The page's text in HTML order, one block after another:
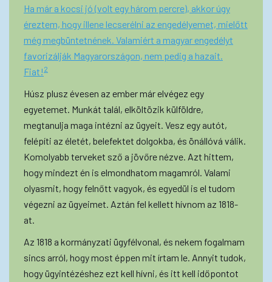
Ha már a kocsi jó (volt egy három percre), akkor úgy
éreztem, hogy illene lecserélni az engedélyemet, mielőtt
még megbüntetnének. Valamiért a magyar engedélyt
favorizálják Magyarországon, nem pedig a hazait.
Fiat! 2
Húsz plusz évesen az ember már elvégez egy
egyetemet. Munkát talál, elköltözik külföldre,
megtanulja maga intézni az ügyeit. Vesz egy autót,
felépíti az életét, belefektet dolgokba, és önállóvá válik.
Komolyabb terveket sző a jövőre nézve. Azt hittem,
hogy mindezt én is elmondhatom magamról. Valami
olyasmit, hogy felnőtt vagyok, és egyedül is el tudom
végezni az ügyeimet. Aztán fel kellett hívnom az 1818-
at.
Az 1818 a kormányzati ügyfélvonal, és nekem fogalmam
sincs arról, hogy most éppen mit írtam le. Annyit tudok,
hogy ügyintézéshez ezt kell hívni, és itt kell időpontot